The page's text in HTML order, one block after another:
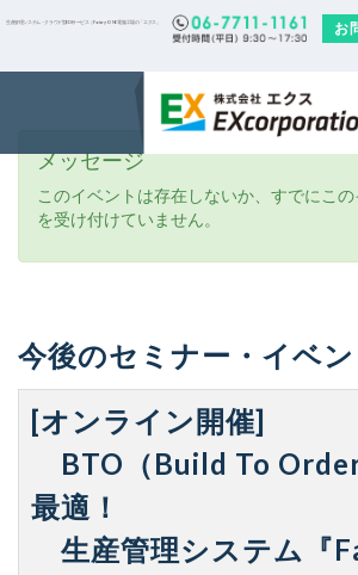
お
生産管理システム・クラウド型EDIサービス｜Factory-ONE 電脳工場の「エクス」
メッセージ
このイベントは存在しないか、すでにこ
を受け付けていません。
今後のセミナー・イベン
[オンライン開催]
BTO（Build To
最適！
生産管理システム『